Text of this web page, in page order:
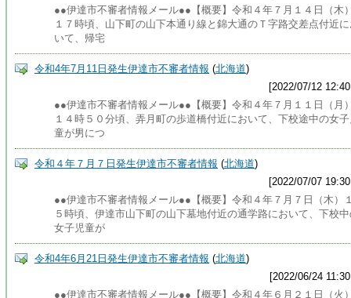
●●伊達市不審者情報メール●●【概要】令和４年７月１４日（木
１７時頃、山下町の山下本通り線と錦大通のＴ字路交差点付近
いて、帰宅
令和4年7月11日発生伊達市不審者情報 (北海道)
[2022/07/12
●●伊達市不審者情報メール●●【概要】令和４年７月１１日（月
１４時５０分頃、弄月町の歩道橋付近において、下校途中の女
童が男につ
令和４年７月７日発生伊達市不審者情報 (北海道)
[2022/07/07
●●伊達市不審者情報メール●●【概要】令和４年７月７日（木）
５時頃、伊達市山下町の山下墓地付近の通学路において、下校
女子児童が
令和4年6月21日発生伊達市不審者情報 (北海道)
[2022/06/24
●●伊達市不審者情報メール●●【概要】令和４年６月２１日（火